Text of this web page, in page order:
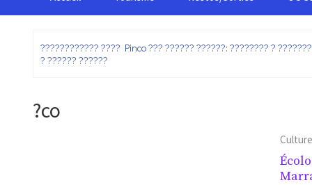
???????????? ???? Pinco ??? ?????? ??????: ???????? ?
? ?????? ??????
?co
Culture